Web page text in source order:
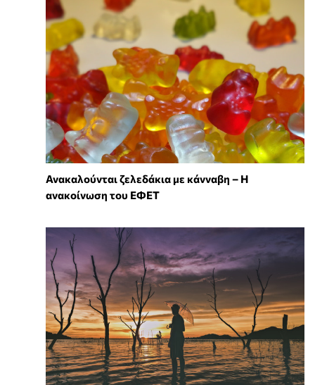
Ανακαλούνται ζελεδάκια με κάνναβη – Η
ανακοίνωση του ΕΦΕΤ